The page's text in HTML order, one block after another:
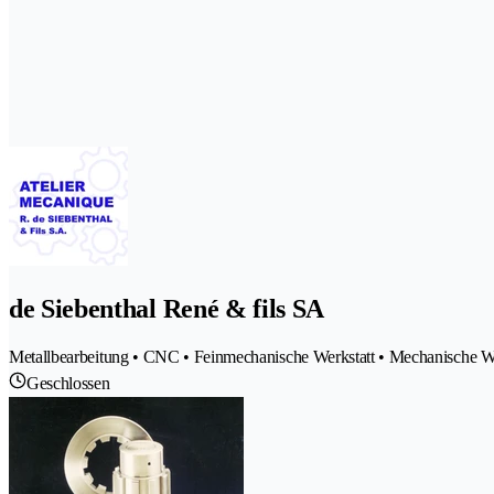
de Siebenthal René & fils SA
Metallbearbeitung • CNC • Feinmechanische Werkstatt • Mechanische
Geschlossen